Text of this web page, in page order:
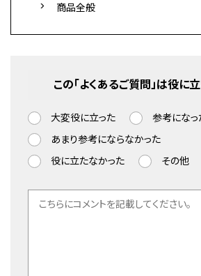
商品全般
この「よくあるご質問」は役に
大変役に立った
参考になっ
あまり参考にならなかった
役に立たなかった
その他